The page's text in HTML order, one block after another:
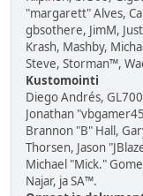
"margarett" Alves,
gbsothere, JimM,
Krash, Mashby,
Steve, Storman™,
Kustomointi
Diego Andrés,
Jonathan
Brannon "B" Hall,
Thorsen, Jason
Michael "Mick."
Najar, ja SA™.